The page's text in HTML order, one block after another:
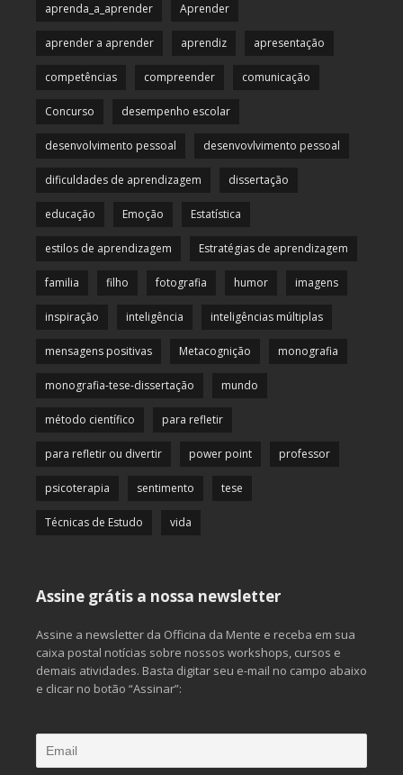
aprenda_a_aprender Aprender
aprender a aprender aprendiz apresentação
competências compreender comunicação
Concurso desempenho escolar
desenvolvimento pessoal desenvovlvimento pessoal
dificuldades de aprendizagem dissertação
educação Emoção Estatística
estilos de aprendizagem Estratégias de aprendizagem
familia filho fotografia humor imagens
inspiração inteligência inteligências múltiplas
mensagens positivas Metacognição monografia
monografia-tese-dissertação mundo
método científico para refletir
para refletir ou divertir power point professor
psicoterapia sentimento tese
Técnicas de Estudo vida
Assine grátis a nossa newsletter
Assine a newsletter da Officina da Mente e receba em sua
caixa postal notícias sobre nossos workshops, cursos e
demais atividades. Basta digitar seu e-mail no campo abaixo
e clicar no botão “Assinar”: